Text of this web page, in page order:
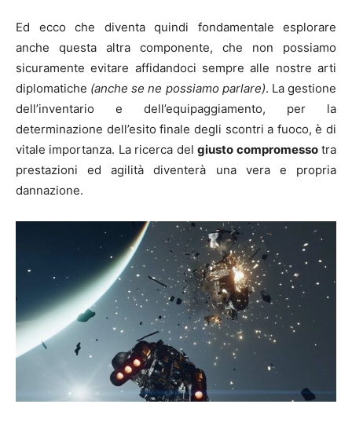
Ed ecco che diventa quindi fondamentale esplorare
anche questa altra componente, che non possiamo
sicuramente evitare affidandoci sempre alle nostre arti
diplomatiche (anche se ne possiamo parlare). La gestione
dell’inventario e dell’equipaggiamento, per la
determinazione dell’esito finale degli scontri a fuoco, è di
vitale importanza. La ricerca delgiusto compromessotra
prestazioni ed agilità diventerà una vera e propria
dannazione.